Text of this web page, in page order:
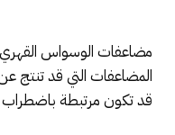
مضاعفات الوسواس القهري
المضاعفات التي قد تنتج
قد تكون مرتبطة